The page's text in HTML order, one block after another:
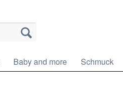
Baby and more Schmuck